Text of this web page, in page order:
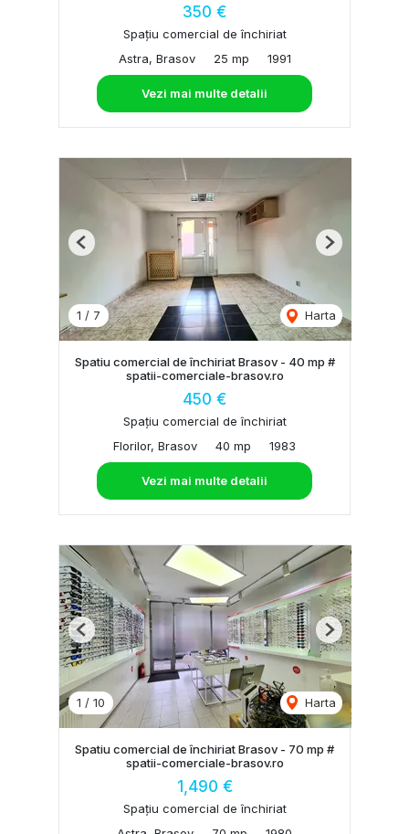
350 €
Spațiu comercial de închiriat
Astra, Brasov
25 mp 1991
Vezi mai multe detalii
1 / 7 Harta
Previous Next
Spatiu comercial de închiriat Brasov - 40 mp #
spatii-comerciale-brasov.ro
450 €
Spațiu comercial de închiriat
Florilor, Brasov
40 mp 1983
Vezi mai multe detalii
1 / 10 Harta
Previous Next
Spatiu comercial de închiriat Brasov - 70 mp #
spatii-comerciale-brasov.ro
1,490 €
Spațiu comercial de închiriat